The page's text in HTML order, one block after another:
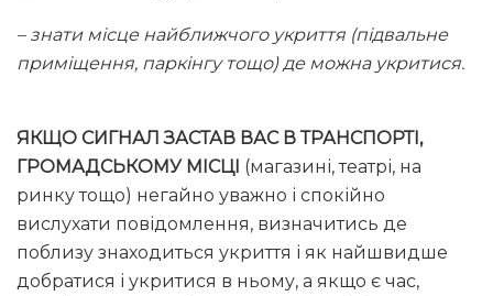
– знати місце найближчого укриття (підвальне
приміщення, паркінгу тощо) де можна укритися.
ЯКЩО СИГНАЛ ЗАСТАВ ВАС В ТРАНСПОРТІ,
ГРОМАДСЬКОМУ МІСЦІ (магазині, театрі, на
ринку тощо) негайно уважно і спокійно
вислухати повідомлення, визначитись де
поблизу знаходиться укриття і як найшвидше
добратися і укритися в ньому, а якщо є час,